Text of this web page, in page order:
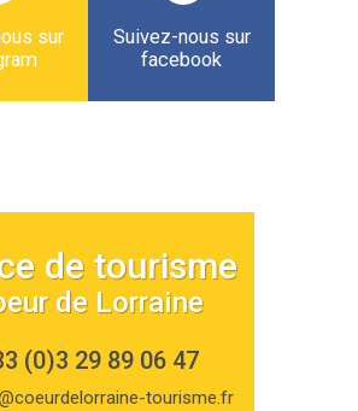
sur
Suivez-nous sur
facebook
de tourisme
de Lorraine
(0)3 29 89 06 47
tourisme.fr